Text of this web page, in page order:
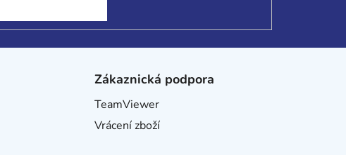
Zákaznická podpora
TeamViewer
Vrácení zboží